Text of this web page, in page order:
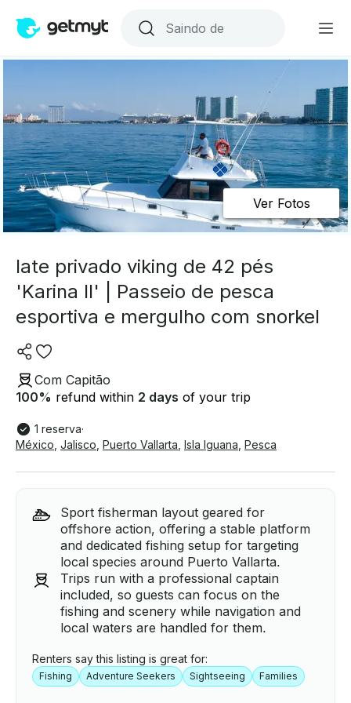
Ver Fotos
Iate privado viking de 42 pés
'Karina II' | Passeio de pesca
esportiva e mergulho com snorkel
Com Capitão
100% refund within 2 days of your trip
1 reserva·
México Jalisco Puerto Vallarta Isla Iguana Pesca
Sport fisherman layout geared for
offshore action, offering a stable platform
and dedicated fishing setup for targeting
local species around Puerto Vallarta.
Trips run with a professional captain
included, so guests can focus on the
fishing and scenery while navigation and
local waters are handled for them.
Renters say this listing is great for:
Fishing Adventure Seekers Sightseeing Families